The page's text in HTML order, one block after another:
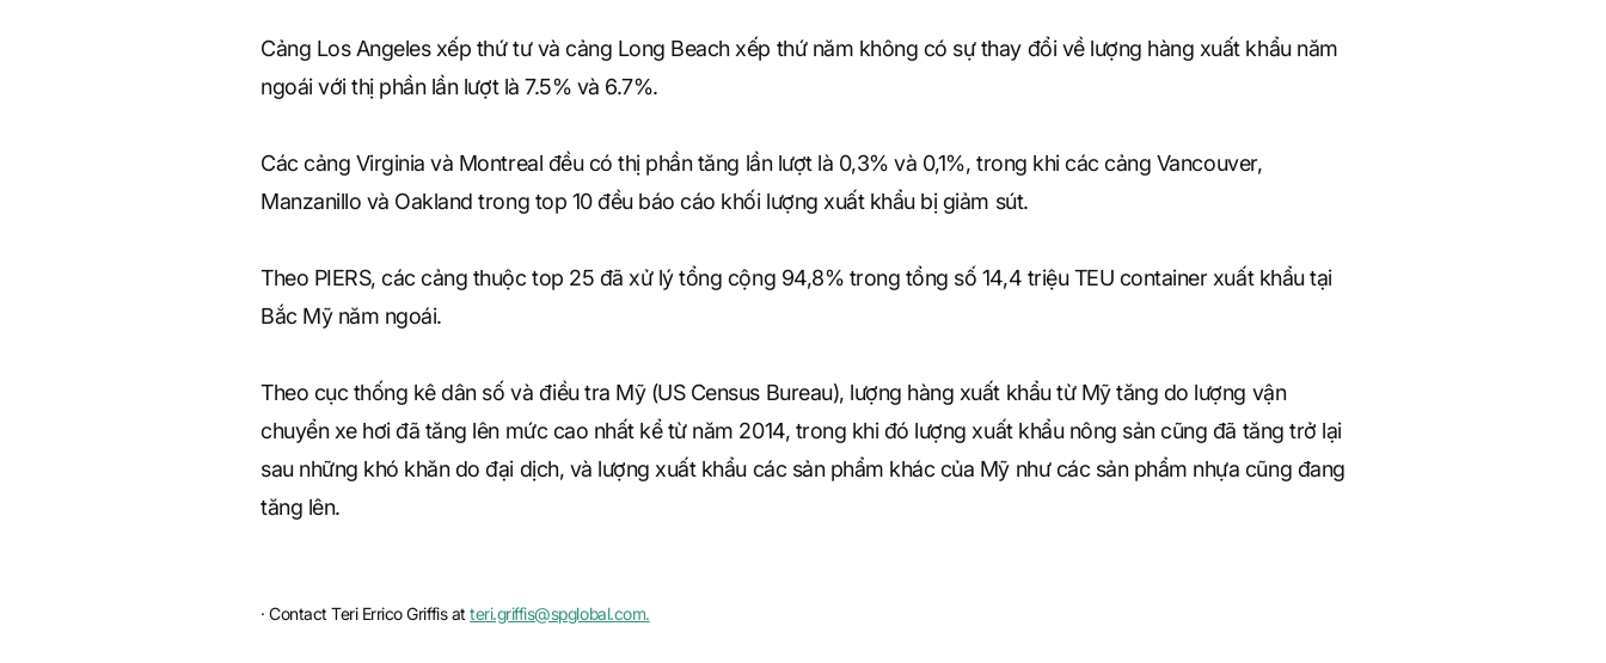
Cảng Los Angeles xếp thứ tư và cảng Long Beach xếp thứ năm không có sự thay đổi về lượng hàng xuất khẩu năm
ngoái với thị phần lần lượt là 7.5% và 6.7%.
Các cảng Virginia và Montreal đều có thị phần tăng lần lượt là 0,3% và 0,1%, trong khi các cảng Vancouver,
Manzanillo và Oakland trong top 10 đều báo cáo khối lượng xuất khẩu bị giảm sút.
Theo PIERS, các cảng thuộc top 25 đã xử lý tổng cộng 94,8% trong tổng số 14,4 triệu TEU container xuất khẩu tại
Bắc Mỹ năm ngoái.
Theo cục thống kê dân số và điều tra Mỹ (US Census Bureau), lượng hàng xuất khẩu từ Mỹ tăng do lượng vận
chuyển xe hơi đã tăng lên mức cao nhất kể từ năm 2014, trong khi đó lượng xuất khẩu nông sản cũng đã tăng trở lại
sau những khó khăn do đại dịch, và lượng xuất khẩu các sản phẩm khác của Mỹ như các sản phẩm nhựa cũng đang
tăng lên.
· Contact Teri Errico Griffis atteri.griffis@spglobal.com.